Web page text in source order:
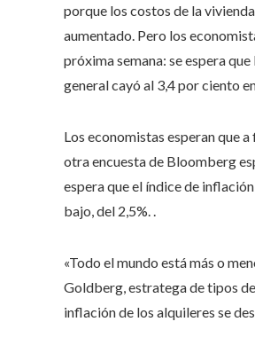
porque los costos de la
aumentado. Pero los
próxima semana: se espera
general cayó al 3,4 por ciento
Los economistas esperan que
otra encuesta de Bloomberg
espera que el índice de
bajo, del 2,5%. .
«Todo el mundo está más o
Goldberg, estratega de tipos
inflación de los alquileres se